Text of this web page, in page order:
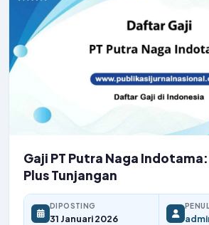
Gaji PT Putra Naga
Plus Tunjangan
DIPOSTING
31 Januari 2026